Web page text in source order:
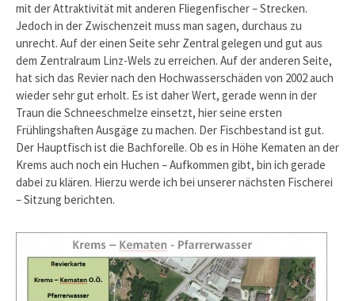
mit der Attraktivität mit anderen Fliegenfischer – Strecken.
Jedoch in der Zwischenzeit muss man sagen, durchaus zu
unrecht. Auf der einen Seite sehr Zentral gelegen und gut aus
dem Zentralraum Linz-Wels zu erreichen. Auf der anderen Seite,
hat sich das Revier nach den Hochwasserschäden von 2002 auch
wieder sehr gut erholt. Es ist daher Wert, gerade wenn in der
Traun die Schneeschmelze einsetzt, hier seine ersten
Frühlingshaften Ausgäge zu machen. Der Fischbestand ist gut.
Der Hauptfisch ist die Bachforelle. Ob es in Höhe Kematen an der
Krems auch noch ein Huchen – Aufkommen gibt, bin ich gerade
dabei zu klären. Hierzu werde ich bei unserer nächsten Fischerei
– Sitzung berichten.